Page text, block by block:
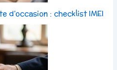
d’occasion : checklist IMEI